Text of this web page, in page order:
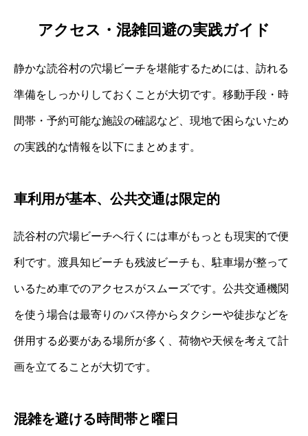
アクセス・混雑回避の実践ガイド
静かな読谷村の穴場ビーチを堪能するためには、訪れる
準備をしっかりしておくことが大切です。移動手段・時
間帯・予約可能な施設の確認など、現地で困らないため
の実践的な情報を以下にまとめます。
車利用が基本、公共交通は限定的
読谷村の穴場ビーチへ行くには車がもっとも現実的で便
利です。渡具知ビーチも残波ビーチも、駐車場が整って
いるため車でのアクセスがスムーズです。公共交通機関
を使う場合は最寄りのバス停からタクシーや徒歩などを
併用する必要がある場所が多く、荷物や天候を考えて計
画を立てることが大切です。
混雑を避ける時間帯と曜日